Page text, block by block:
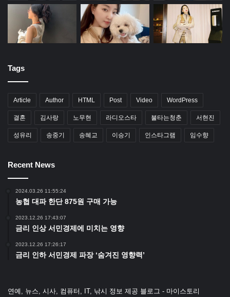
Tags
Article Author HTML Post Video WordPress
결혼 김사랑 노무현 라디오스타 불타는청춘 서현진
성유리 송중기 송혜교 이승기 인스타그램 임수향
Recent News
2024.03.26 11:55:24
농협 대파 한단 875원 구매 가능
2023.12.26 17:43:07
금리 인상 서민경제에 미치는 영향
2023.12.26 17:26:17
금리 인하 서민경제 파장 ‘숨겨진 영향력’
연예, 뉴스, 시사, 컴퓨터, IT, 낚시 정보 제공 블로그 - 마이스토리